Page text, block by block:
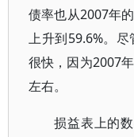
债率也从2007年
上升到59.6%。
很快，因为2007
左右。
损益表上的